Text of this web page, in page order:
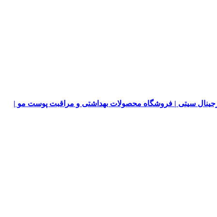
سیتی | فروشگاه محصولات بهداشتی و مراقبت پوست مو |